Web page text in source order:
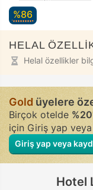
%86
HELAL
Helal özellikler
Goldüyelere
Birçok otelde%20
için Giriş yap
Giriş yap veya
Hotel